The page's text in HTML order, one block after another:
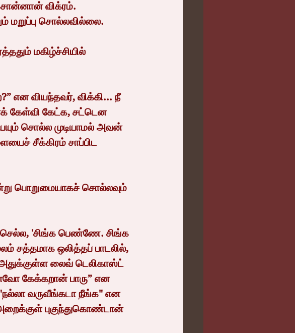
விக்ரம்.
சொல்லவில்லை.
என வியந்தவர், விக்கி... நீ
கேள்வி கேட்க, சட்டென
சொல்ல முடியாமல் அவன்
சீக்கிரம் சாப்பிட
சத்தமாக ஒலித்தப் பாடலில்,
லைவ் டெலிகாஸ்ட்
கேக்கறான் பாரு” என
வருவீங்கடா நீங்க" என
புகுந்துகொண்டான்